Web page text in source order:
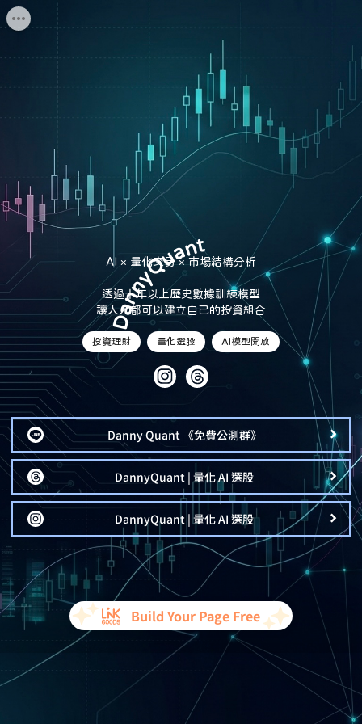
DannyQuant
AI × 量化交易 × 市場結構分析
透過十年以上歷史數據訓練模型
讓人人都可以建立自己的投資組合
投資理財 量化選股 AI模型開放
Danny Quant 《免費公測群》
DannyQuant | 量化 AI 選股
DannyQuant | 量化 AI 選股
Build Your Page Free